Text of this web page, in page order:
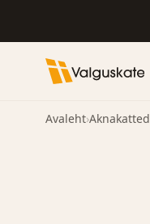
Avaleht›Aknakatted